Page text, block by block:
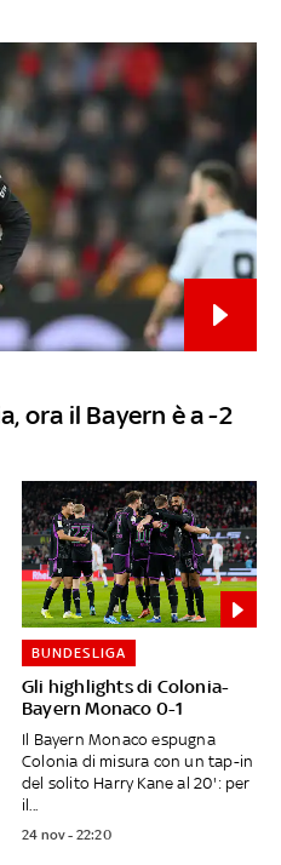
ora il Bayern è a -2
Gli highlights di Colonia-
Bayern Monaco 0-1
BUNDESLIGA
Il Bayern Monaco espugna
Colonia di misura con un tap-in
del solito Harry Kane al 20': per
il...
24 nov - 22:20